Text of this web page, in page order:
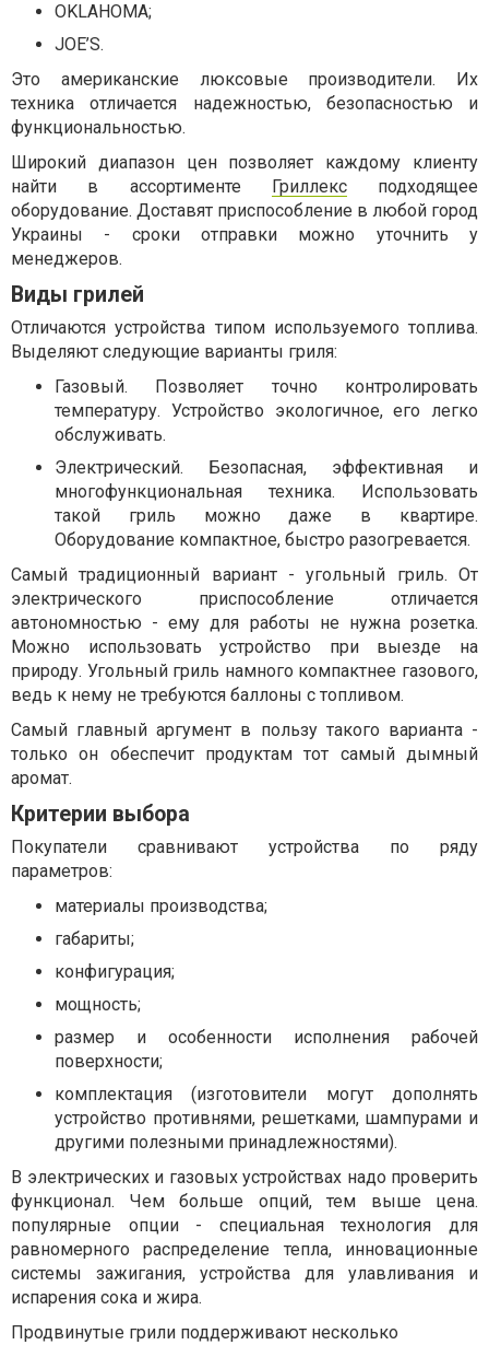
OKLAHOMA;
JOE’S.
Это американские люксовые производители. Их
техника отличается надежностью, безопасностью и
функциональностью.
Широкий диапазон цен позволяет каждому клиенту
найти в ассортименте Гриллексподходящее
оборудование. Доставят приспособление в любой город
Украины - сроки отправки можно уточнить у
менеджеров.
Виды грилей
Отличаются устройства типом используемого топлива.
Выделяют следующие варианты гриля:
Газовый. Позволяет точно контролировать
температуру. Устройство экологичное, его легко
обслуживать.
Электрический. Безопасная, эффективная и
многофункциональная техника. Использовать
такой гриль можно даже в квартире.
Оборудование компактное, быстро разогревается.
Самый традиционный вариант - угольный гриль. От
электрического приспособление отличается
автономностью - ему для работы не нужна розетка.
Можно использовать устройство при выезде на
природу. Угольный гриль намного компактнее газового,
ведь к нему не требуются баллоны с топливом.
Самый главный аргумент в пользу такого варианта -
только он обеспечит продуктам тот самый дымный
аромат.
Критерии выбора
Покупатели сравнивают устройства по ряду
параметров:
материалы производства;
габариты;
конфигурация;
мощность;
размер и особенности исполнения рабочей
поверхности;
комплектация (изготовители могут дополнять
устройство противнями, решетками, шампурами и
другими полезными принадлежностями).
В электрических и газовых устройствах надо проверить
функционал. Чем больше опций, тем выше цена.
популярные опции - специальная технология для
равномерного распределение тепла, инновационные
системы зажигания, устройства для улавливания и
испарения сока и жира.
Продвинутые грили поддерживают несколько